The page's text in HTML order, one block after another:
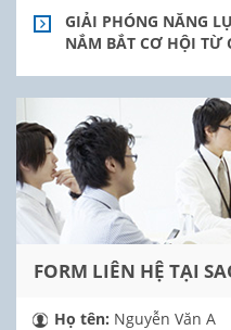
GIẢI PHÓNG NĂNG
NẮM BẮT CƠ HỘI TỪ
FORM LIÊN HỆ TẠI
Họ tên: Nguyễn Văn A